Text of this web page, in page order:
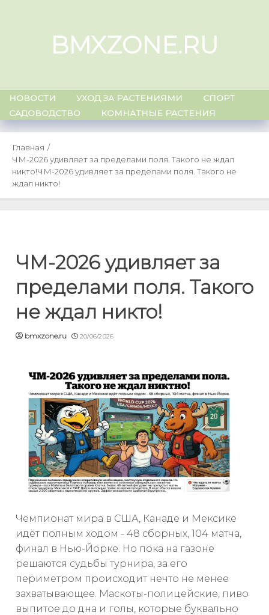
BMXZONE.RU
НОВОСТИ УХОД ЗА РАСТЕНИЯМИ
СПОРТ
САДОВОДСТВО
КОМНАТНЫЕ РАСТЕНИЯ
Главная
ЧМ-2026 удивляет за пределами поля. Такого не ждал
никто!ЧМ-2026 удивляет за пределами поля. Такого не
ждал никто!
ЧМ-2026 удивляет за
пределами поля. Такого
не ждал никто!
bmxzone.ru 20/06/2026
Чемпионат мира в США, Канаде и Мексике
идёт полным ходом - 48 сборных, 104 матча,
финал в Нью-Йорке. Но пока на газоне
решаются судьбы турнира, за его
периметром происходит нечто не менее
захватывающее. Маскоты-полицейские, пиво
выпитое до дна и голы, которые буквально